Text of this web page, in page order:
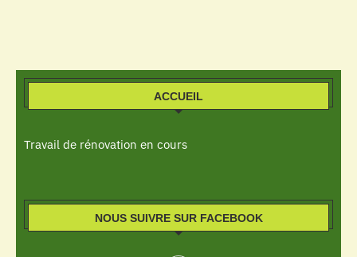
ACCUEIL
Travail de rénovation en cours
NOUS SUIVRE SUR FACEBOOK